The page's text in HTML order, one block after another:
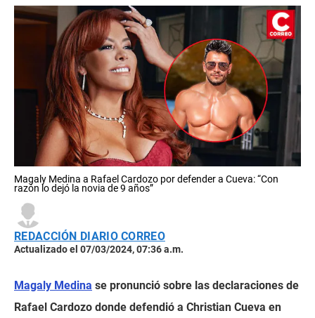
Magaly Medina a Rafael Cardozo por defender a Cueva: “Con
razón lo dejó la novia de 9 años”
REDACCIÓN DIARIO CORREO
Actualizado el 07/03/2024, 07:36 a.m.
Magaly Medina se pronunció sobre las declaraciones de
Rafael Cardozo donde defendió a Christian Cueva en